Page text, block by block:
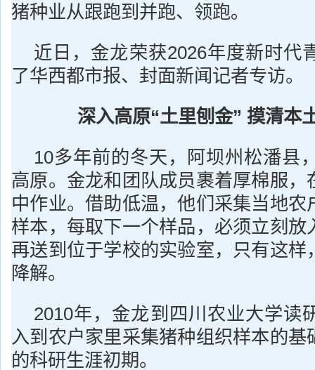
猪种业从跟跑到并跑、领跑。
近日，金龙荣获2026年度新时代
了华西都市报、封面新闻记者专访。
深入高原“土里刨金” 摸清本
10多年前的冬天，阿坝州松潘县
高原。金龙和团队成员裹着厚棉服，
中作业。借助低温，他们采集当地农
样本，每取下一个样品，必须立刻放
再送到位于学校的实验室，只有这样
降解。
2010年，金龙到四川农业大学读
入到农户家里采集猪种组织样本的基
的科研生涯初期。